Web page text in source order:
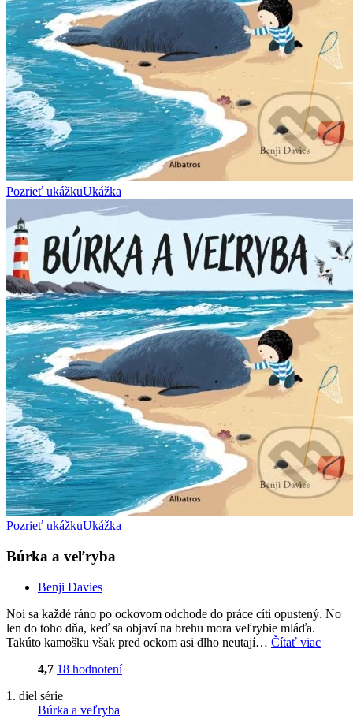
Pozrieť ukážkuUkážka
Pozrieť ukážkuUkážka
Búrka a veľryba
Benji Davies
Noi sa každé ráno po ockovom odchode do práce cíti opustený. No
len do toho dňa, keď sa objaví na brehu mora veľrybie mláďa.
Takúto kamošku však pred ockom asi dlho neutají… Čítať viac
4,7 18 hodnotení
1. diel série
Búrka a veľryba